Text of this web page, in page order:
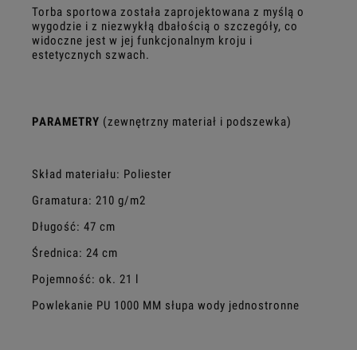
Torba sportowa została zaprojektowana z myślą o
wygodzie i z niezwykłą dbałością o szczegóły, co
widoczne jest w jej funkcjonalnym kroju i
estetycznych szwach.
PARAMETRY (zewnętrzny materiał i podszewka)
Skład materiału: Poliester
Gramatura: 210 g/m2
Długość: 47 cm
Średnica: 24 cm
Pojemność: ok. 21 l
Powlekanie PU 1000 MM słupa wody jednostronne